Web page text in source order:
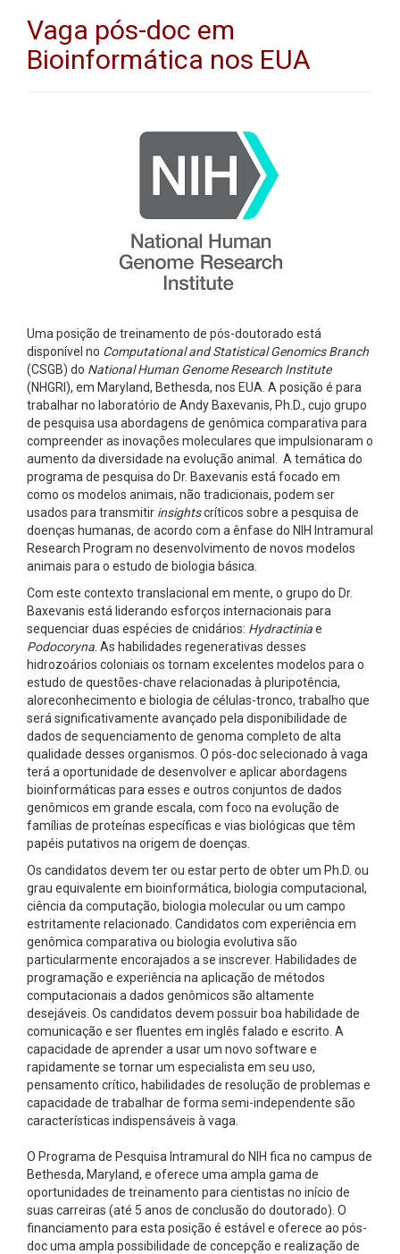
Vaga pós-doc em
Bioinformática nos EUA
Uma posição de treinamento de pós-doutorado está
disponível no Computational and Statistical Genomics Branch
(CSGB) do National Human Genome Research Institute
(NHGRI), em Maryland, Bethesda, nos EUA. A posição é para
trabalhar no laboratório de Andy Baxevanis, Ph.D., cujo grupo
de pesquisa usa abordagens de genômica comparativa para
compreender as inovações moleculares que impulsionaram o
aumento da diversidade na evolução animal. A temática do
programa de pesquisa do Dr. Baxevanis está focado em
como os modelos animais, não tradicionais, podem ser
usados ​​para transmitir insightscríticos sobre a pesquisa de
doenças humanas, de acordo com a ênfase do NIH Intramural
Research Program no desenvolvimento de novos modelos
animais para o estudo de biologia básica.
Com este contexto translacional em mente, o grupo do Dr.
Baxevanis está liderando esforços internacionais para
sequenciar duas espécies de cnidários: Hydractiniae
Podocoryna . As habilidades regenerativas desses
hidrozoários coloniais os tornam excelentes modelos para o
estudo de questões-chave relacionadas à pluripotência,
aloreconhecimento e biologia de células-tronco, trabalho que
será significativamente avançado pela disponibilidade de
dados de sequenciamento de genoma completo de alta
qualidade desses organismos. O pós-doc selecionado à vaga
terá a oportunidade de desenvolver e aplicar abordagens
bioinformáticas para esses e outros conjuntos de dados
genômicos em grande escala, com foco na evolução de
famílias de proteínas específicas e vias biológicas que têm
papéis putativos na origem de doenças.
Os candidatos devem ter ou estar perto de obter um Ph.D. ou
grau equivalente em bioinformática, biologia computacional,
ciência da computação, biologia molecular ou um campo
estritamente relacionado. Candidatos com experiência em
genômica comparativa ou biologia evolutiva são
particularmente encorajados a se inscrever. Habilidades de
programação e experiência na aplicação de métodos
computacionais a dados genômicos são altamente
desejáveis. Os candidatos devem possuir boa habilidade de
comunicação e ser fluentes em inglês falado e escrito. A
capacidade de aprender a usar um novo software e
rapidamente se tornar um especialista em seu uso,
pensamento crítico, habilidades de resolução de problemas e
capacidade de trabalhar de forma semi-independente são
características indispensáveis à vaga.
O Programa de Pesquisa Intramural do NIH fica no campus de
Bethesda, Maryland, e oferece uma ampla gama de
oportunidades de treinamento para cientistas no início de
suas carreiras (até 5 anos de conclusão do doutorado). O
financiamento para esta posição é estável e oferece ao pós-
doc uma ampla possibilidade de concepção e realização de